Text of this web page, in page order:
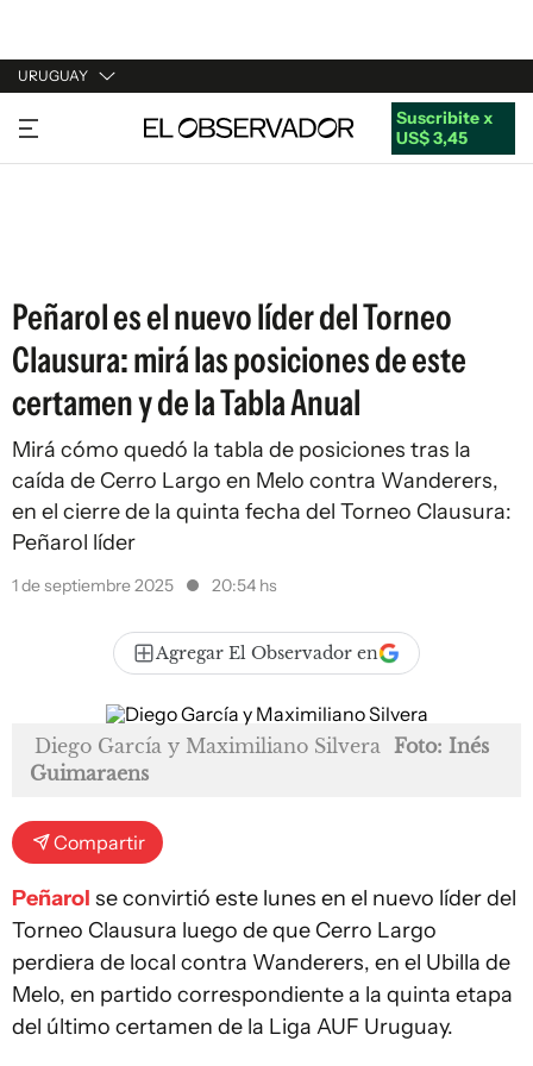
URUGUAY
URUGUAY
ARGENTINA
Suscribite x
US$ 3,45
Peñarol es el nuevo líder del Torneo
Clausura: mirá las posiciones de este
certamen y de la Tabla Anual
Mirá cómo quedó la tabla de posiciones tras la
caída de Cerro Largo en Melo contra Wanderers,
en el cierre de la quinta fecha del Torneo Clausura:
Peñarol líder
1 de septiembre 2025 20:54 hs
Agregar El Observador en
Diego García y Maximiliano Silvera Foto: Inés
Guimaraens
Compartir
Peñarol se convirtió este lunes en el nuevo líder del
Torneo Clausura luego de que Cerro Largo
perdiera de local contra Wanderers, en el Ubilla de
Melo, en partido correspondiente a la quinta etapa
del último certamen de la Liga AUF Uruguay.